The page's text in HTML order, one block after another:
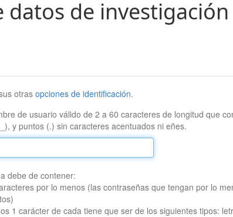
datos de
otrasopciones de identificación.
de usuario válido de 2 a 60 caracteres de longitud que
y puntos (.) sin caracteres acentuados ni eñes.
debe de contener:
por lo menos (las contraseñas que tengan por lo
1 carácter de cada tiene que ser de los siguientes tipos: